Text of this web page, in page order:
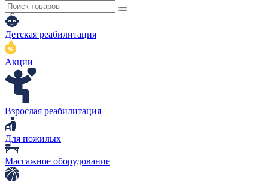
Детская реабилитация
Акции
Взрослая реабилитация
Для пожилых
Массажное оборудование